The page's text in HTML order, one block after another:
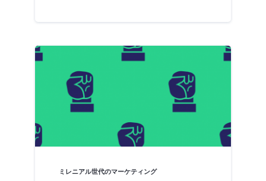
ミレニアル世代のマーケティング